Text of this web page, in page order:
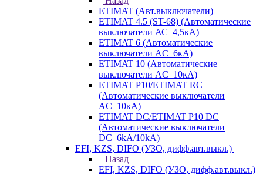
ETIMAT (Авт.выключатели)
ETIMAT 4.5 (ST-68) (Автоматические
выключатели АС_4,5кА)
ETIMAT 6 (Автоматические
выключатели AC_6кА)
ETIMAT 10 (Автоматические
выключатели AC_10кА)
ETIMAT P10/ETIMAT RC
(Автоматические выключатели
AC_10кА)
ETIMAT DC/ETIMAT P10 DC
(Автоматические выключатели
DC_6kA/10kA)
EFI, KZS, DIFO (УЗО, дифф.авт.выкл.)
Назад
EFI, KZS, DIFO (УЗО, дифф.авт.выкл.)